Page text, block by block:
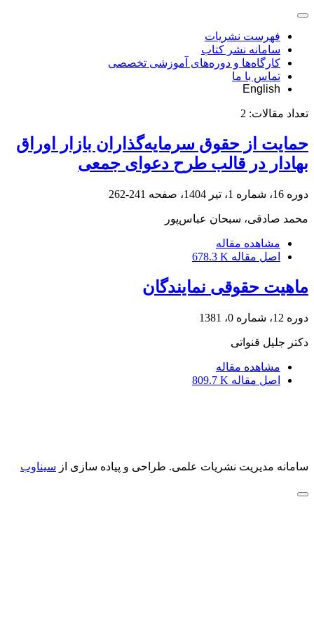
فهرست نشریات
سامانه نشر کتاب
کارگاه‌ها و دوره‌های آموزشی تخصصی
تماس با ما
English
تعداد مقالات: 2
حمایت از حقوق سرمایه‌گذاران بازار اوراق
بهادار در قالب طرح دعوای ‏جمعی
دوره 16، شماره 1، تیر 1404، صفحه 241-262
محمد صادقی، سبحان عباس‌پور
مشاهده مقاله
اصل مقاله 678.3 K
ماهیت حقوقی نمایندگان
دوره 12، شماره 0، 1381
دکتر جلیل قنواتی
مشاهده مقاله
اصل مقاله 809.7 K
سامانه مدیریت نشریات علمی. طراحی و پیاده سازی از سیناوب